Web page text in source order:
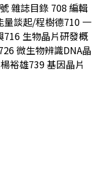
雜誌目錄 708 編輯
量談起/程樹德710 一
生物晶片研發概
微生物辨識DNA晶
裕雄739 基因晶片